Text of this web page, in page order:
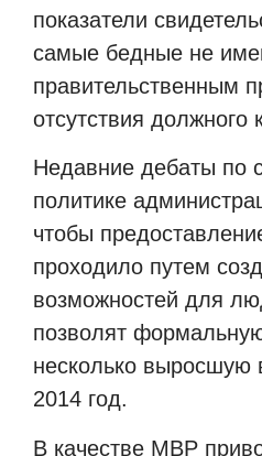
показатели
самые бедные не
правительственным
отсутствия должного
Недавние дебаты по
политике
чтобы
проходило путем
возможностей для
позволят
несколько выросшую
2014 год.
В качестве МВР